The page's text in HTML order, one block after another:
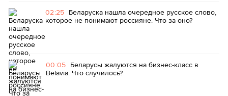
02:25 Беларуска нашла очередное русское слово,
которое не понимают россияне. Что за оно?
00:05 Беларусы жалуются на бизнес-класс в
Belavia. Что случилось?